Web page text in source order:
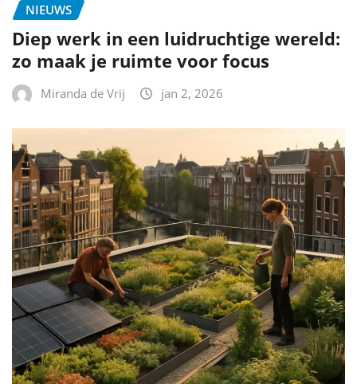
NIEUWS
Diep werk in een luidruchtige wereld:
zo maak je ruimte voor focus
Miranda de Vrij jan 2, 2026